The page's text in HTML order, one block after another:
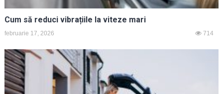
Cum să reduci vibrațiile la viteze mari
februarie 17, 2026 714